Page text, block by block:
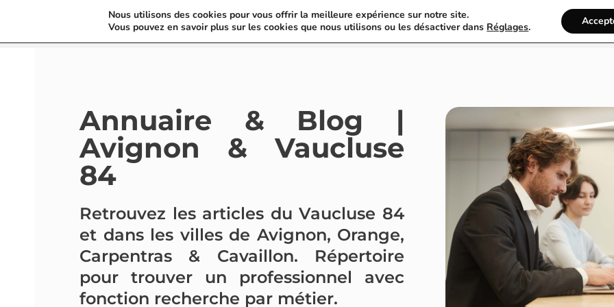
France Annuaire Rechercher
Annuaire & Blog |
Avignon & Vaucluse
84
Retrouvez les articles du Vaucluse 84
et dans les villes de Avignon, Orange,
Carpentras & Cavaillon. Répertoire
pour trouver un professionnel avec
fonction recherche par métier.
Nous utilisons des cookies pour vous offrir la meilleure expérience sur notre site.
Vous pouvez en savoir plus sur les cookies que nous utilisons ou les désactiver dans Réglages.